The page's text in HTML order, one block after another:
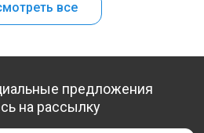
все
предложения
на рассылку